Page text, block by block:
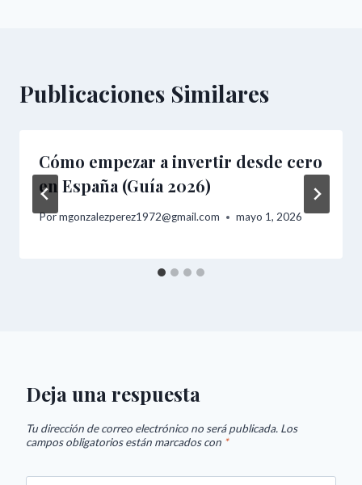
Publicaciones Similares
Cómo empezar a invertir desde cero
en España (Guía 2026)
Pormgonzalezperez1972@gmail.com mayo 1, 2026
Deja una respuesta
Tu dirección de correo electrónico no será publicada. Los
campos obligatorios están marcados con *